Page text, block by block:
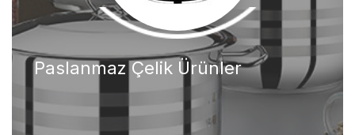
Paslanmaz Çelik Ürünler